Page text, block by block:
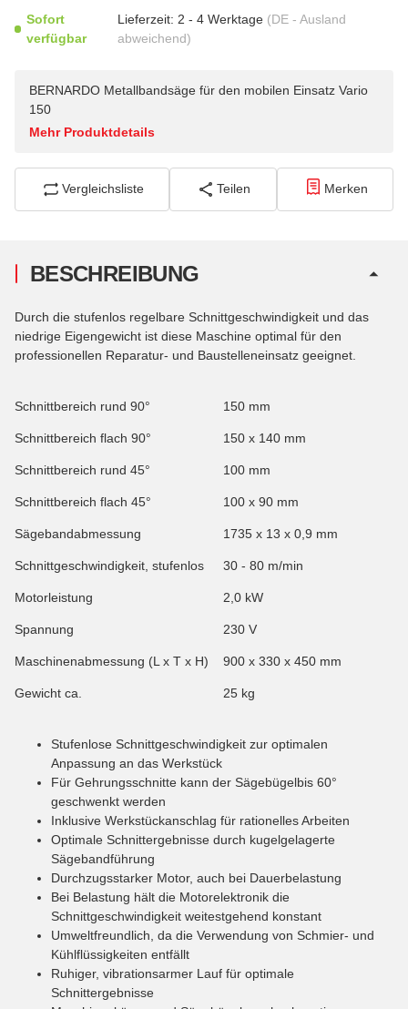
Sofort
verfügbar
Lieferzeit: 2 - 4 Werktage (DE - Ausland
abweichend)
BERNARDO Metallbandsäge für den mobilen Einsatz Vario
150
Mehr Produktdetails
Vergleichsliste Teilen Merken
BESCHREIBUNG
Durch die stufenlos regelbare Schnittgeschwindigkeit und das
niedrige Eigengewicht ist diese Maschine optimal für den
professionellen Reparatur- und Baustelleneinsatz geeignet.
Schnittbereich rund 90° 150 mm
Schnittbereich flach 90° 150 x 140 mm
Schnittbereich rund 45° 100 mm
Schnittbereich flach 45° 100 x 90 mm
Sägebandabmessung 1735 x 13 x 0,9 mm
Schnittgeschwindigkeit, stufenlos 30 - 80 m/min
Motorleistung 2,0 kW
Spannung 230 V
Maschinenabmessung (L x T x H) 900 x 330 x 450 mm
Gewicht ca. 25 kg
Stufenlose Schnittgeschwindigkeit zur optimalen
Anpassung an das Werkstück
Für Gehrungsschnitte kann der Sägebügelbis 60°
geschwenkt werden
Inklusive Werkstückanschlag für rationelles Arbeiten
Optimale Schnittergebnisse durch kugelgelagerte
Sägebandführung
Durchzugsstarker Motor, auch bei Dauerbelastung
Bei Belastung hält die Motorelektronik die
Schnittgeschwindigkeit weitestgehend konstant
Umweltfreundlich, da die Verwendung von Schmier- und
Kühlflüssigkeiten entfällt
Ruhiger, vibrationsarmer Lauf für optimale
Schnittergebnisse